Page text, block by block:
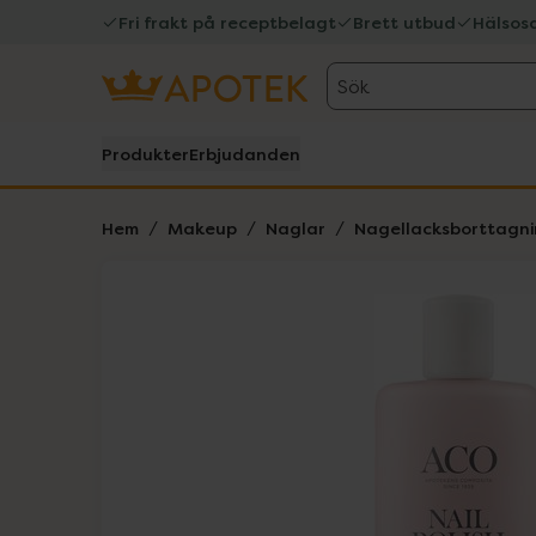
Fri frakt på receptbelagt Brett utbud
Sök
ProdukterErbjudanden
Hem Makeup Naglar